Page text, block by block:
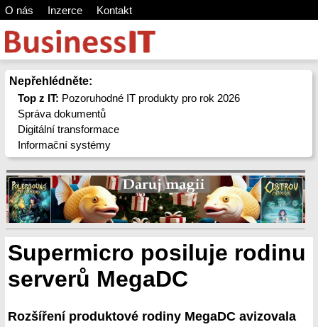
O nás Inzerce Kontakt
Nepřehlédněte:
Top z IT: Pozoruhodné IT produkty pro rok 2026
Správa dokumentů
Digitální transformace
Informační systémy
Supermicro posiluje rodinu
serverů MegaDC
Rozšíření produktové rodiny MegaDC avizovala